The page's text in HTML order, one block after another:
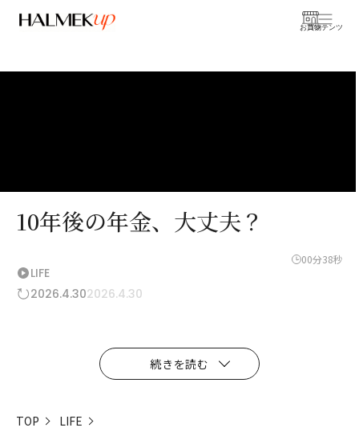
お買物
コンテンツ
10年後の年金、大丈夫？
00分38秒
LIFE
2026.4.302026.4.30
続きを読む
TOP
LIFE